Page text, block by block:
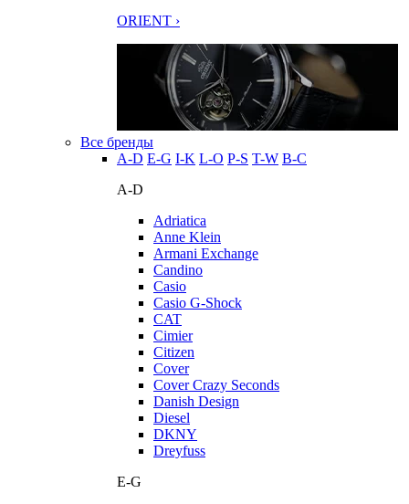
ORIENT ›
Все бренды
A-D E-G I-K L-O P-S T-W В-С
A-D
Adriatica
Anne Klein
Armani Exchange
Candino
Casio
Casio G-Shock
CAT
Cimier
Citizen
Cover
Cover Crazy Seconds
Danish Design
Diesel
DKNY
Dreyfuss
E-G